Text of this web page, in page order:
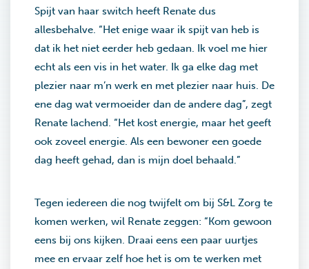
Spijt van haar switch heeft Renate dus
allesbehalve. “Het enige waar ik spijt van heb is
dat ik het niet eerder heb gedaan. Ik voel me hier
echt als een vis in het water. Ik ga elke dag met
plezier naar m’n werk en met plezier naar huis. De
ene dag wat vermoeider dan de andere dag”, zegt
Renate lachend. “Het kost energie, maar het geeft
ook zoveel energie. Als een bewoner een goede
dag heeft gehad, dan is mijn doel behaald.”
Tegen iedereen die nog twijfelt om bij S&L Zorg te
komen werken, wil Renate zeggen: “Kom gewoon
eens bij ons kijken. Draai eens een paar uurtjes
mee en ervaar zelf hoe het is om te werken met